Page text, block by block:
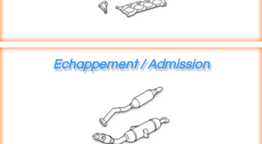
Echappement / Admission